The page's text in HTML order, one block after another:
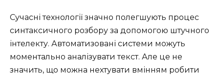
Сучасні технології значно полегшують процес
синтаксичного розбору за допомогою штучного
інтелекту. Автоматизовані системи можуть
моментально аналізувати текст. Але це не
значить, що можна нехтувати вмінням робити